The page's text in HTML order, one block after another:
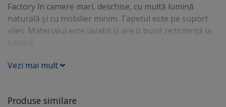
Factory în camere mari, deschise, cu multă lumină
naturală şi cu mobilier minim. Tapetul este pe suport
vlies. Materialul este lavabil şi are o bună rezistenţă la
lumină.
Vezi mai mult
Produse similare